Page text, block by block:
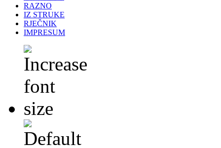
RAZNO
IZ STRUKE
RJEČNIK
IMPRESUM